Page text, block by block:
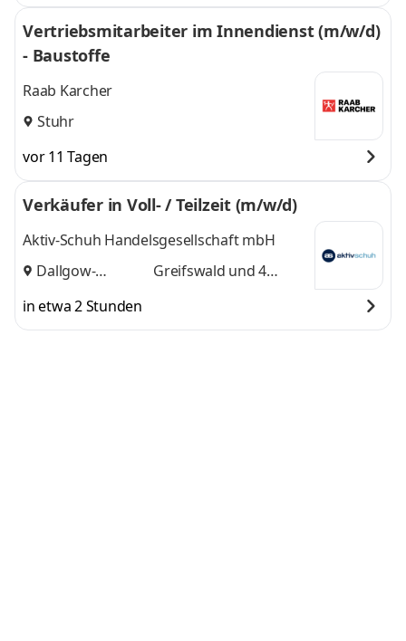
Vertriebsmitarbeiter im Innendienst (m/w/d)
- Baustoffe
Raab Karcher
Stuhr
vor 11 Tagen
Verkäufer in Voll- / Teilzeit (m/w/d)
Aktiv-Schuh Handelsgesellschaft mbH
Dallgow-
Greifswald und 4
in etwa 2 Stunden